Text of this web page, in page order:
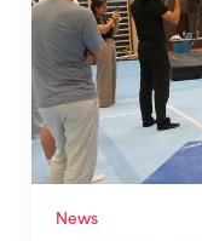
News